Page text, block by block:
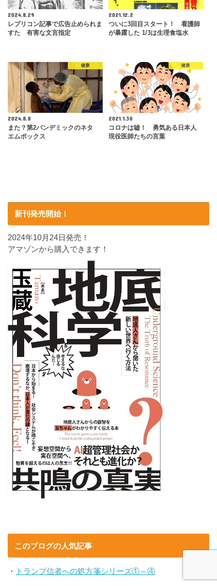
2024.8.29
レプリコン記事で広告止められま
すた 有害な文言指定
2021.12.2
ついに3回目スタート！ 看護師
が暴露した 1/3は生理食塩水
健康
2024.8.8
また？第2パンデミックのネタ
エムポックス
健康
2021.1.30
コロナは嘘！ 勇気ある日本人
現役医師たちの言葉
新刊発売開始！
2024年10月24日発売！
アマゾンから購入できます！
このブログの人気記事
・ トランプ信者への処方箋シリーズ①～④